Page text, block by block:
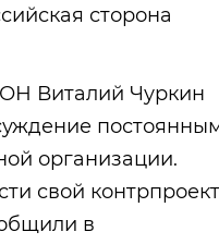
сторона
Виталий Чуркин
организации.
свой контрпроект
в